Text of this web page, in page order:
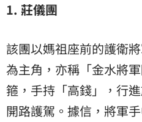
1. 莊儀團
該團以媽祖座前的護衛
為主角，亦稱「金水將
箍，手持「高錢」，行
開路護駕。據信，將軍